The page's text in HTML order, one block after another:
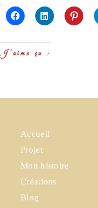
J’aime ça :
Accueil
Projet
Mon histoire
Créations
Blog